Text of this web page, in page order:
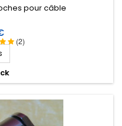
(2)
pour câble